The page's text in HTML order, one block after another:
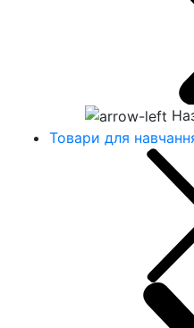
Товари для